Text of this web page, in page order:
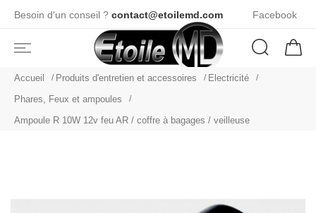
Besoin d'un conseil ? contact@etoilemd.com Facebook
Accueil Produits d'entretien et accessoires
Electricité
Phares, Feux et ampoules
Ampoule R 10W 12v feu AR / coffre à bagages / veilleuse